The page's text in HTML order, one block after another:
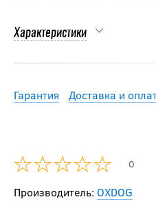
Характеристики
Гарантия Доставка и
0
Производитель: OXDOG